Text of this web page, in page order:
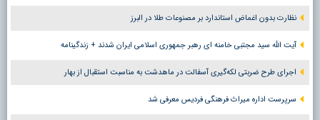
نظارت بدون اغماض استاندارد بر مصنوعات طلا در البرز
آیت الله سید مجتبی خامنه ای رهبر جمهوری اسلامی ایران شدند + زندگینامه
اجرای طرح ضربتی لکه‌گیری آسفالت در ماهدشت به مناسبت استقبال از بهار
سرپرست اداره میراث فرهنگی فردیس معرفی شد